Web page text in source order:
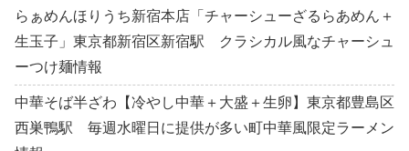
らぁめんほりうち新宿本店「チャーシューざるらあめん＋
生玉子」東京都新宿区新宿駅 クラシカル風なチャーシュ
ーつけ麺情報
中華そば半ざわ【冷やし中華＋大盛＋生卵】東京都豊島区
西巣鴨駅 毎週水曜日に提供が多い町中華風限定ラーメン